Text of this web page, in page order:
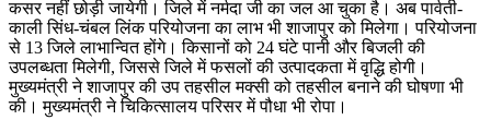
कसर नहीं छोड़ी जायेगी। जिले में नर्मदा जी का जल आ चुका है। अब पार्वती-
काली सिंध-चंबल लिंक परियोजना का लाभ भी शाजापुर को मिलेगा। परियोजना
से 13 जिले लाभान्वित होंगे। किसानों को 24 घंटे पानी और बिजली की
उपलब्धता मिलेगी, जिससे जिले में फसलों की उत्पादकता में वृद्धि होगी।
मुख्यमंत्री ने शाजापुर की उप तहसील मक्सी को तहसील बनाने की घोषणा भी
की। मुख्यमंत्री ने चिकित्सालय परिसर में पौधा भी रोपा।